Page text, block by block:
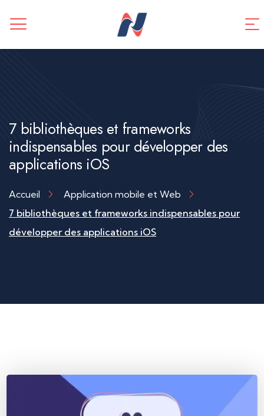
7 bibliothèques et frameworks
indispensables pour développer des
applications iOS
Accueil
Application mobile et Web
7 bibliothèques et frameworks indispensables pour
développer des applications iOS